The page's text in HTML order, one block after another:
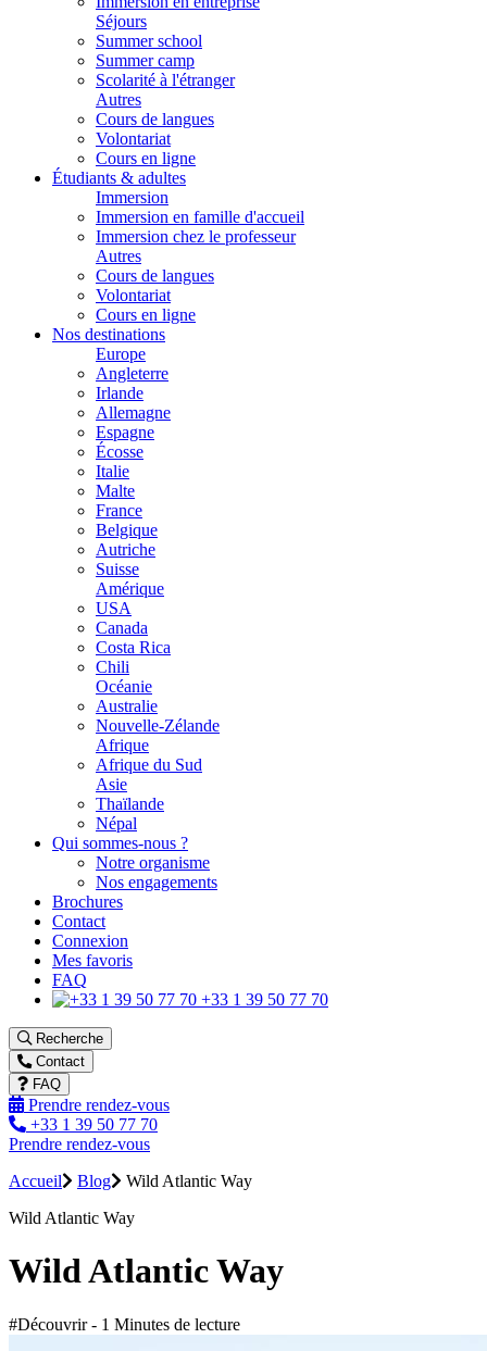
Séjours
Summer school
Summer camp
Scolarité à l'étranger
Autres
Cours de langues
Volontariat
Cours en ligne
Étudiants & adultes
Immersion
Immersion en famille d'accueil
Immersion chez le professeur
Autres
Cours de langues
Volontariat
Cours en ligne
Nos destinations
Europe
Angleterre
Irlande
Allemagne
Espagne
Écosse
Italie
Malte
France
Belgique
Autriche
Suisse
Amérique
USA
Canada
Costa Rica
Chili
Océanie
Australie
Nouvelle-Zélande
Afrique
Afrique du Sud
Asie
Thaïlande
Népal
Qui sommes-nous ?
Notre organisme
Nos engagements
Brochures
Contact
Connexion
Mes favoris
FAQ
+33 1 39 50 77 70
Recherche
Contact
FAQ
Prendre rendez-vous
+33 1 39 50 77 70
Prendre rendez-vous
Accueil
Blog
Wild Atlantic Way
Wild Atlantic Way
Wild Atlantic Way
#Découvrir - 1 Minutes de lecture